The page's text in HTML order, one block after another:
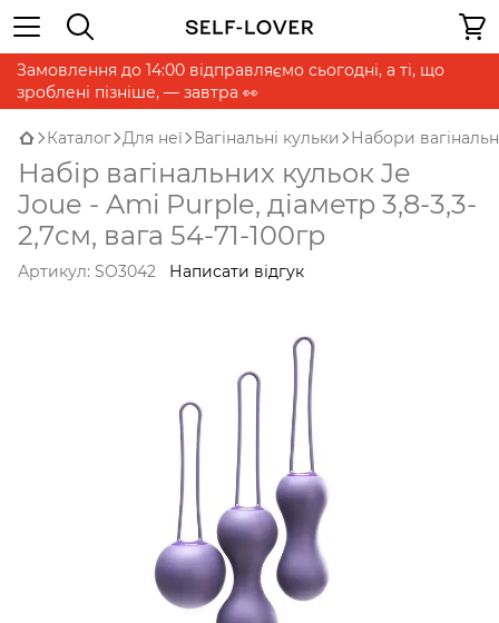
Замовлення до 14:00 відправляємо сьогодні, а ті, що
зроблені пізніше, — завтра 👀
Каталог Для неї Вагінальні кульки Набори
Набір вагінальних кульок Je
Joue - Ami Purple, діаметр 3,8-3,3-
2,7см, вага 54-71-100гр
Артикул: SO3042 Написати відгук